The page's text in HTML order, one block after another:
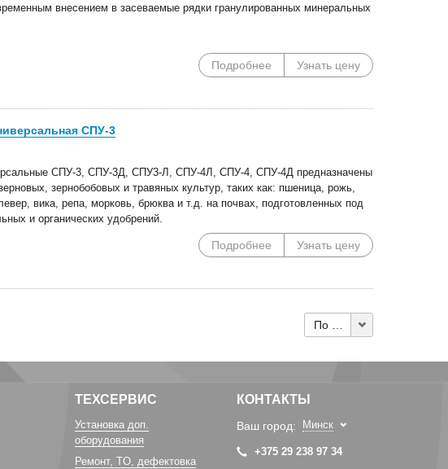
внесением в засеваемые рядки гранулированных минеральных
Подробнее Узнать цену
СПУ-3
СПУ-3, СПУ-3Д, СПУ3-Л, СПУ-4Л, СПУ-4, СПУ-4Д предназначены
зернобобовых и травяных культур, таких как: пшеница, рожь,
вика, репа, морковь, брюква и т.д. на почвах, подготовленных под
и органических удобрений.
Подробнее Узнать цену
По 10
ТЕХСЕРВИС
Установка доп.
оборудования
Ремонт, TO, дефектовка
КОНТАКТЫ
Ваш город: Минск
+375 29 238 97 34